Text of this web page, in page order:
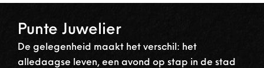
Punte Juwelier
De gelegenheid maakt het verschil: het
alledaagse leven, een avond op stap in de stad